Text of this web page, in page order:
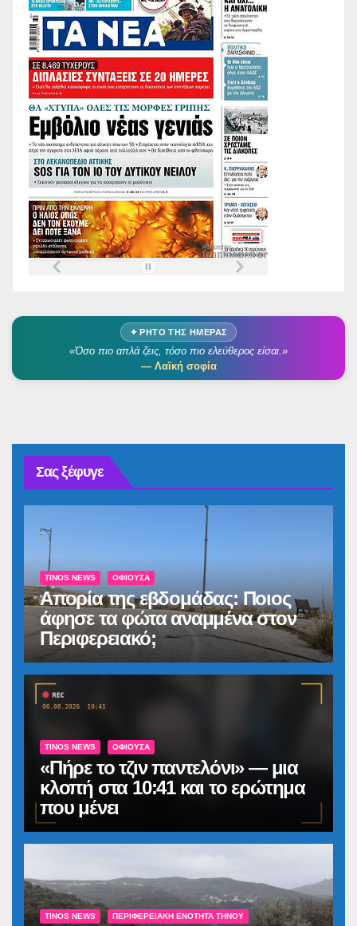
✦ ΡΗΤΌ ΤΗΣ ΗΜΈΡΑΣ
«Όσο πιο απλά ζεις, τόσο πιο ελεύθερος είσαι.»
— Λαϊκή σοφία
Σας ξέφυγε
TINOS NEWS ΟΦΙΟΎΣΑ
Απορία της εβδομάδας: Ποιος
άφησε τα φώτα αναμμένα στον
Περιφερειακό;
TINOS NEWS ΟΦΙΟΎΣΑ
«Πήρε το τζιν παντελόνι» — μια
κλοπή στα 10:41 και το ερώτημα
που μένει
TINOS NEWS ΠΕΡΙΦΕΡΕΙΑΚΉ ΕΝΌΤΗΤΑ ΤΉΝΟΥ